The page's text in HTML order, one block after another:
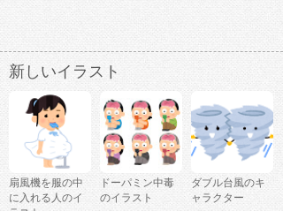
新しいイラスト
扇風機を服の中
に入れる人のイ
ドーパミン中毒
のイラスト
ダブル台風のキ
ャラクター